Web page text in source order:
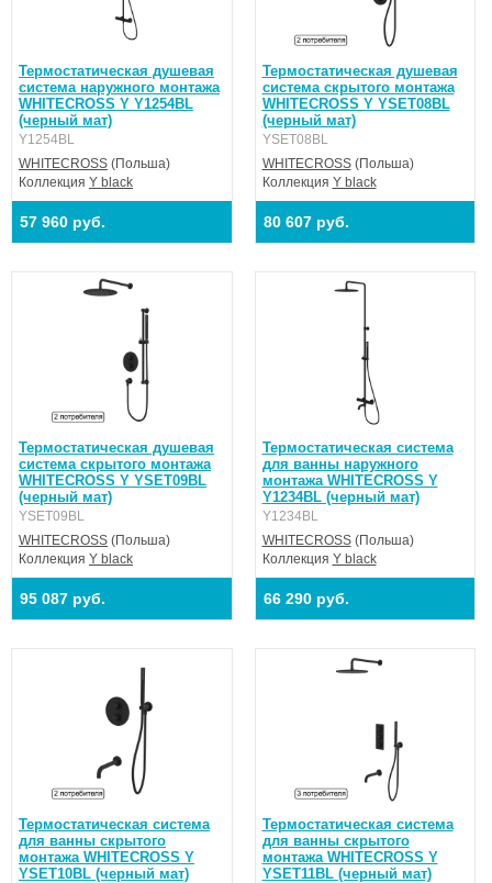
Термостатическая душевая
система наружного монтажа
WHITECROSS Y Y1254BL
(черный мат)
Y1254BL
WHITECROSS (Польша)
Коллекция Y black
57 960 руб.
Термостатическая душевая
система скрытого монтажа
WHITECROSS Y YSET08BL
(черный мат)
YSET08BL
WHITECROSS(Польша)
Коллекция Y black
80 607 руб.
Термостатическая душевая
система скрытого монтажа
WHITECROSS Y YSET09BL
(черный мат)
YSET09BL
WHITECROSS (Польша)
Коллекция Y black
95 087 руб.
Термостатическая система
для ванны наружного
монтажа WHITECROSS Y
Y1234BL (черный мат)
Y1234BL
WHITECROSS(Польша)
Коллекция Y black
66 290 руб.
Термостатическая система
для ванны скрытого
монтажа WHITECROSS Y
YSET10BL (черный мат)
Термостатическая система
для ванны скрытого
монтажа WHITECROSS Y
YSET11BL (черный мат)